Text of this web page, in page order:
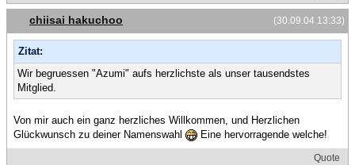
(30.09.04 13:33)
chiisai hakuchoo
Zitat:
Wir begruessen "Azumi" aufs herzlichste als unser tausendstes
Mitglied.
Von mir auch ein ganz herzliches Willkommen, und Herzlichen
Glückwunsch zu deiner Namenswahl
Eine hervorragende welche!
Quote